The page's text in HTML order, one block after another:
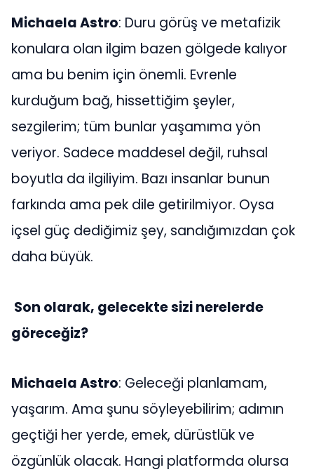
Michaela Astro: Duru görüş ve metafizik
konulara olan ilgim bazen gölgede kalıyor
ama bu benim için önemli. Evrenle
kurduğum bağ, hissettiğim şeyler,
sezgilerim; tüm bunlar yaşamıma yön
veriyor. Sadece maddesel değil, ruhsal
boyutla da ilgiliyim. Bazı insanlar bunun
farkında ama pek dile getirilmiyor. Oysa
içsel güç dediğimiz şey, sandığımızdan çok
daha büyük.
Son olarak, gelecekte sizi nerelerde
göreceğiz?
Michaela Astro: Geleceği planlamam,
yaşarım. Ama şunu söyleyebilirim; adımın
geçtiği her yerde, emek, dürüstlük ve
özgünlük olacak. Hangi platformda olursa